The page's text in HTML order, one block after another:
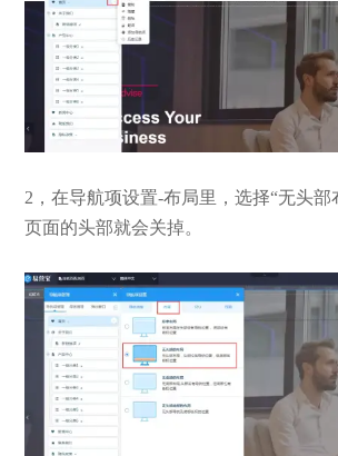
2，在导航项设置-布局里，选择“无头部
页面的头部就会关掉。